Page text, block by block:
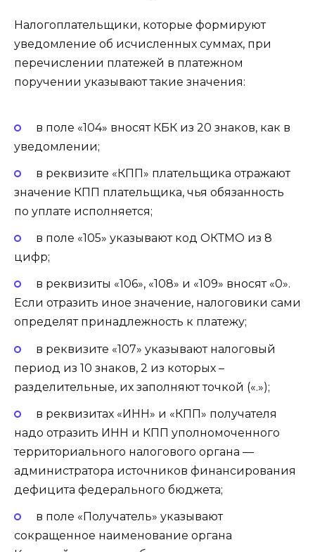
Налогоплательщики, которые формируют
уведомление об исчисленных суммах, при
перечислении платежей в платежном
поручении указывают такие значения:
в поле «104» вносят КБК из 20 знаков, как в
уведомлении;
в реквизите «КПП» плательщика отражают
значение КПП плательщика, чья обязанность
по уплате исполняется;
в поле «105» указывают код ОКТМО из 8
цифр;
в реквизиты «106», «108» и «109» вносят «0».
Если отразить иное значение, налоговики сами
определят принадлежность к платежу;
в реквизите «107» указывают налоговый
период из 10 знаков, 2 из которых –
разделительные, их заполняют точкой («.»);
в реквизитах «ИНН» и «КПП» получателя
надо отразить ИНН и КПП уполномоченного
территориального налогового органа —
администратора источников финансирования
дефицита федерального бюджета;
в поле «Получатель» указывают
сокращенное наименование органа